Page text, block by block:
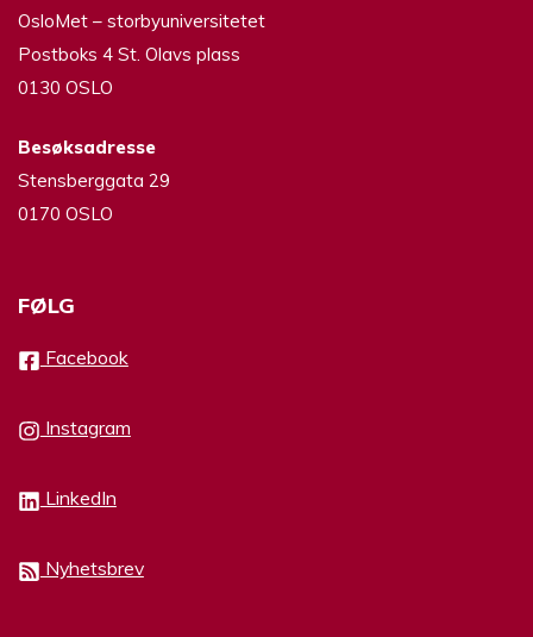
OsloMet – storbyuniversitetet
Postboks 4 St. Olavs plass
0130 OSLO
Besøksadresse
Stensberggata 29
0170 OSLO
FØLG
Facebook
Instagram
LinkedIn
Nyhetsbrev